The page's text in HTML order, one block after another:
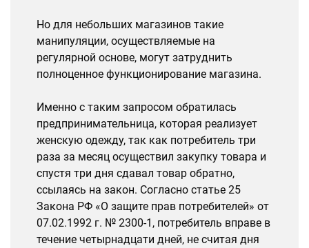
Но для небольших магазинов такие
манипуляции, осуществляемые на
регулярной основе, могут затруднить
полноценное функционирование магазина.
Именно с таким запросом обратилась
предпринимательница, которая реализует
женскую одежду, так как потребитель три
раза за месяц осуществил закупку товара и
спустя три дня сдавал товар обратно,
ссылаясь на закон. Согласно статье 25
Закона РФ «О защите прав потребителей» от
07.02.1992 г. № 2300-1, потребитель вправе в
течение четырнадцати дней, не считая дня